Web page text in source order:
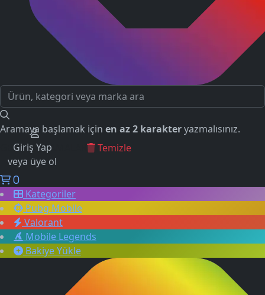
Aramaya başlamak için en az 2 karakteryazmalısınız.
GEÇMİŞ ARAMALAR
Temizle
Giriş Yap
veya üye ol
0
Kategoriler
Pubg Mobile
Valorant
Mobile Legends
Bakiye Yükle